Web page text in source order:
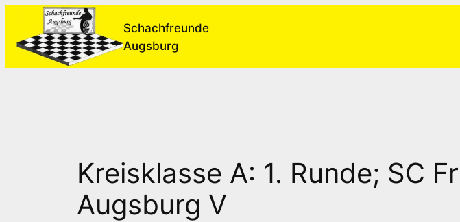
springen
Schachfreunde
Augsburg
Kreisklasse A: 1. Runde; SC
Augsburg V